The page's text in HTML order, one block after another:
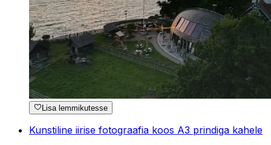
Lisa lemmikutesse
Kunstiline iirise fotograafia koos A3 prindiga kahele